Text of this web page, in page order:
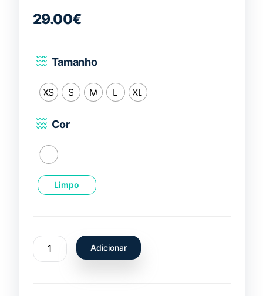
29.00€
Tamanho
XS S M L XL
Cor
Branco
Limpo
Quantidade
de
Adicionar